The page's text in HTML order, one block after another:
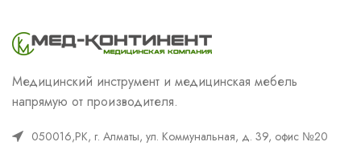
Медицинский инструмент и медицинская мебель
напрямую от производителя.
050016,РК, г. Алматы, ул. Коммунальная, д. 39, офис №20